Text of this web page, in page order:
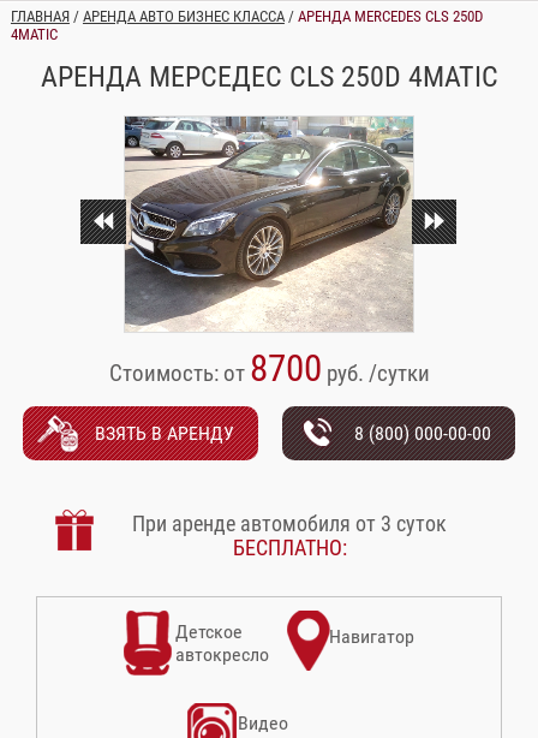
ГЛАВНАЯ/ АРЕНДА АВТО БИЗНЕС КЛАССА/ АРЕНДА MERCEDES CLS 250D
4MATIC
АРЕНДА МЕРСЕДЕС CLS 250D 4MATIC
Стоимость: от 8700 руб. /сутки
ВЗЯТЬ В АРЕНДУ 8 (800) 000-00-00
При аренде автомобиля от 3 суток
БЕСПЛАТНО:
Детское
автокресло
Навигатор
Видео